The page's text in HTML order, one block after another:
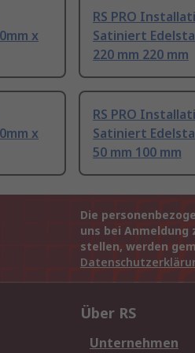
x
RS PRO
Satiniert
220 mm 220 mm
x
RS PRO
Satiniert
50 mm 100 mm
Die
uns bei Anmeldung
stellen, werden
Über RS
Unternehmen